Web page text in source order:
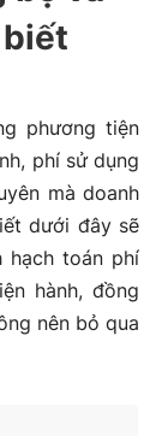
phương tiện
phí sử dụng
mà doanh
dưới đây sẽ
hạch toán phí
hành, đồng
nên bỏ qua